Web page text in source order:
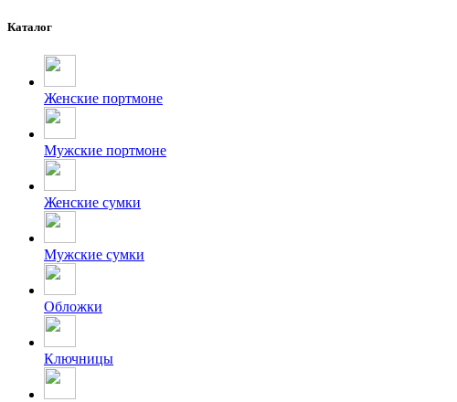
Каталог
Женские портмоне
Мужские портмоне
Женские сумки
Мужские сумки
Обложки
Ключницы